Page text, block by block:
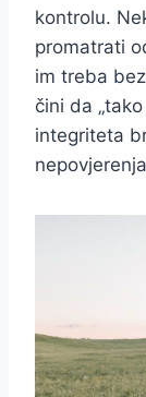
kontrolu.
promatrati
im treba
čini da
integriteta